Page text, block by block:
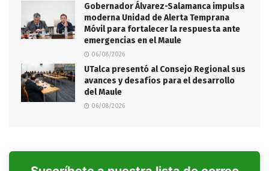
Gobernador Álvarez-Salamanca impulsa
moderna Unidad de Alerta Temprana
Móvil para fortalecer la respuesta ante
emergencias en el Maule
06/08/2026
UTalca presentó al Consejo Regional sus
avances y desafíos para el desarrollo
del Maule
06/08/2026